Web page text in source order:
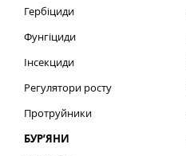
Гербіциди
Фунгіциди
Інсекциди
Регулятори росту
Протруйники
БУР’ЯНИ